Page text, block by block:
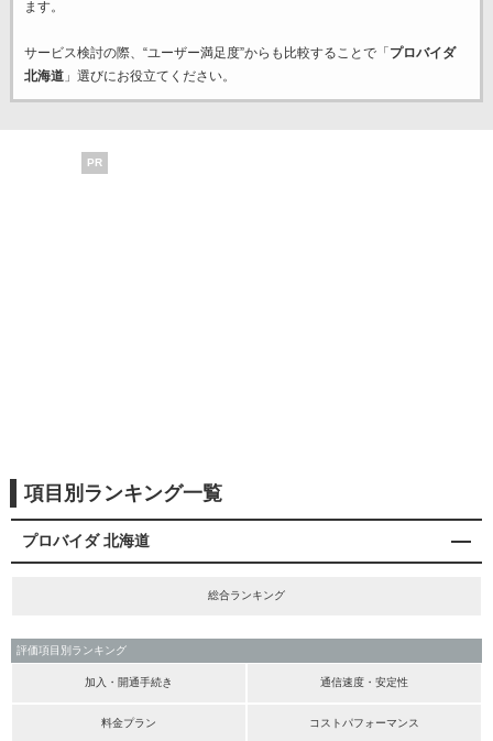
ます。
サービス検討の際、“ユーザー満足度”からも比較することで「 プロバイダ
北海道」選びにお役立てください。
PR
項目別ランキング一覧
プロバイダ 北海道
総合ランキング
評価項目別ランキング
加入・開通手続き 通信速度・安定性
料金プラン コストパフォーマンス